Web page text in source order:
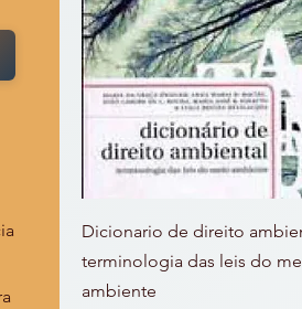
Dicionario de direito
terminologia das leis do
ambiente